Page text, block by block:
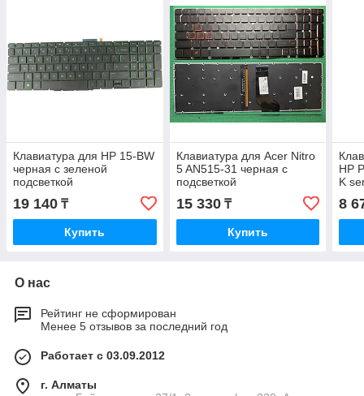
Клавиатура для HP 15-BW
черная с зеленой
подсветкой
19 140 ₸
Купить
Клавиатура для Acer Nitro
5 AN515-31 черная с
подсветкой
15 330₸
Купить
HP
K
8
О нас
Рейтинг не сформирован
Менее 5 отзывов за последний год
Работает с 03.09.2012
г. Алматы